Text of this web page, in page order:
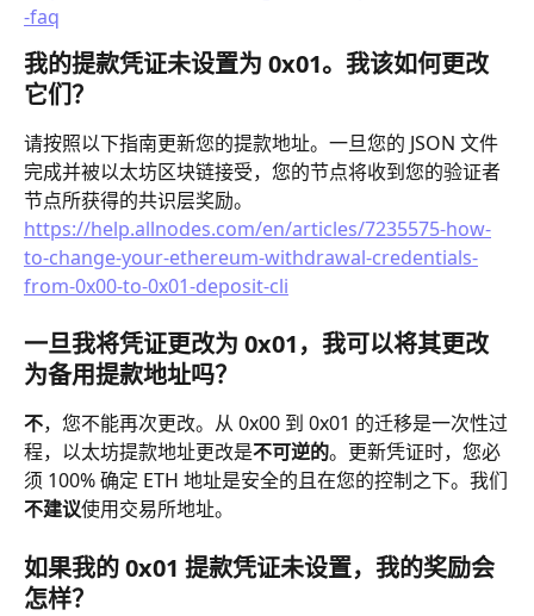
-faq
我的提款凭证未设置为 0x01。我该如何更改
它们？
请按照以下指南更新您的提款地址。一旦您的 JSON 文件
完成并被以太坊区块链接受，您的节点将收到您的验证者
节点所获得的共识层奖励。​
https://help.allnodes.com/en/articles/7235575-how-
to-change-your-ethereum-withdrawal-credentials-
from-0x00-to-0x01-deposit-cli
一旦我将凭证更改为 0x01，我可以将其更改
为备用提款地址吗？
不，您不能再次更改。从 0x00 到 0x01 的迁移是一次性过
程，以太坊提款地址更改是不可逆的。更新凭证时，您必
须 100% 确定 ETH 地址是安全的且在您的控制之下。我们
不建议使用交易所地址。
如果我的 0x01 提款凭证未设置，我的奖励会
怎样？